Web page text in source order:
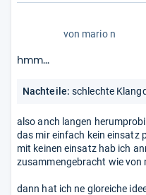
5
von mario n
hmm...
Nachteile: schlechte
also anch langen
das mir einfach kein einsatz
mit keinen einsatz hab ich
zusammengebracht wie von
dann hat ich ne gloreiche